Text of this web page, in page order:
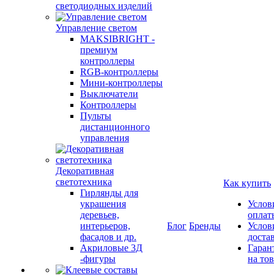
светодиодных изделий
Управление светом
MAKSIBRIGHT -
премиум
контроллеры
RGB-контроллеры
Мини-контроллеры
Выключатели
Контроллеры
Пульты
дистанционного
управления
Декоративная
светотехника
Гирлянды для
украшения
деревьев,
интерьеров,
фасадов и др.
Акриловые 3Д
-фигуры
Блог Бренды
Как купить
на